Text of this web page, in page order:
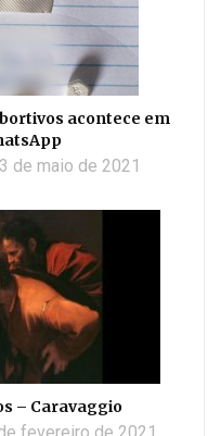
acontece em
de maio de 2021
– Caravaggio